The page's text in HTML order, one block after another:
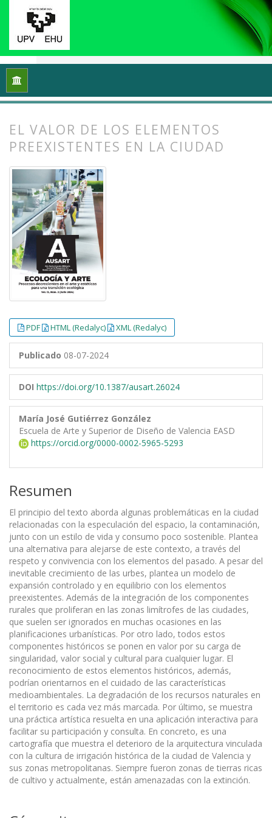
Inicio
EL VALOR DE LOS ELEMENTOS
PREEXISTENTES EN LA CIUDAD
PDF HTML (Redalyc) XML (Redalyc)
Publicado 08-07-2024
DOI https://doi.org/10.1387/ausart.26024
María José Gutiérrez González
Escuela de Arte y Superior de Diseño de Valencia EASD
https://orcid.org/0000-0002-5965-5293
Resumen
El principio del texto aborda algunas problemáticas en la ciudad
relacionadas con la especulación del espacio, la contaminación,
junto con un estilo de vida y consumo poco sostenible. Plantea
una alternativa para alejarse de este contexto, a través del
respeto y convivencia con los elementos del pasado. A pesar del
inevitable crecimiento de las urbes, plantea un modelo de
expansión controlado y en equilibrio con los elementos
preexistentes. Además de la integración de los componentes
rurales que proliferan en las zonas limítrofes de las ciudades,
que suelen ser ignorados en muchas ocasiones en las
planificaciones urbanísticas. Por otro lado, todos estos
componentes históricos se ponen en valor por su carga de
singularidad, valor social y cultural para cualquier lugar. El
reconocimiento de estos elementos históricos, además,
podrían orientarnos en el cuidado de las características
medioambientales. La degradación de los recursos naturales en
el territorio es cada vez más marcada. Por último, se muestra
una práctica artística resuelta en una aplicación interactiva para
facilitar su participación y consulta. En concreto, es una
cartografía que muestra el deterioro de la arquitectura vinculada
con la cultura de irrigación histórica de la ciudad de Valencia y
sus zonas metropolitanas. Siempre fueron zonas de tierras ricas
de cultivo y actualmente, están amenazadas con la extinción.